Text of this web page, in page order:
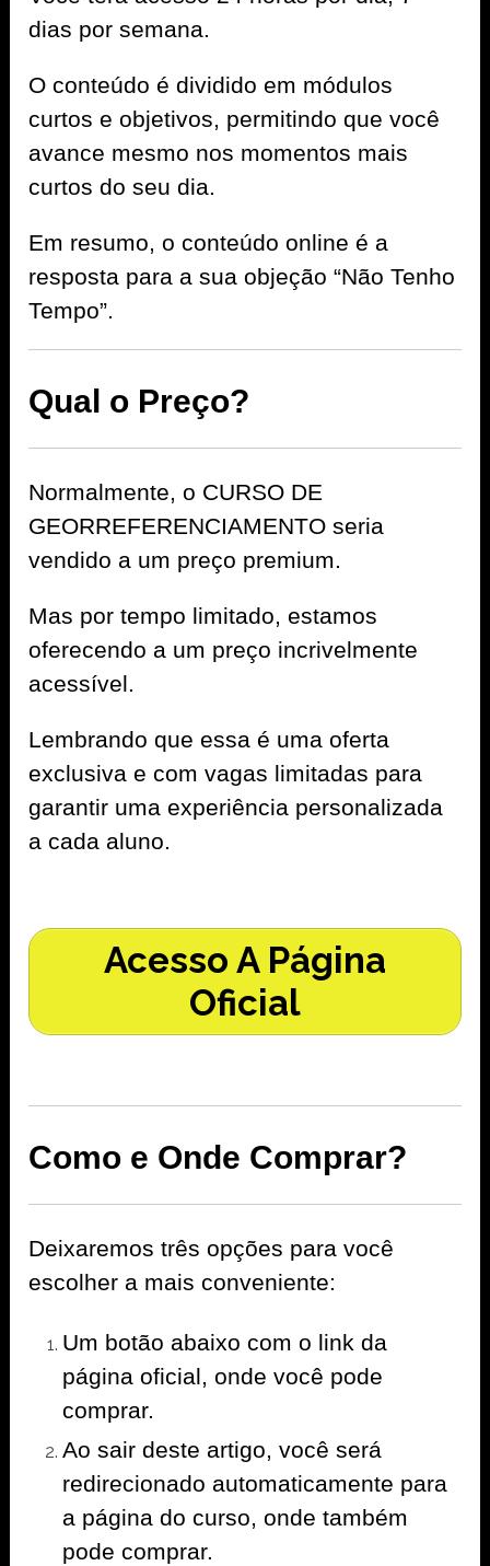
dias por semana.
O conteúdo é dividido em módulos
curtos e objetivos, permitindo que você
avance mesmo nos momentos mais
curtos do seu dia.
Em resumo, o conteúdo online é a
resposta para a sua objeção “Não Tenho
Tempo”.
Qual o Preço?
Normalmente, o CURSO DE
GEORREFERENCIAMENTO seria
vendido a um preço premium.
Mas por tempo limitado, estamos
oferecendo a um preço incrivelmente
acessível.
Lembrando que essa é uma oferta
exclusiva e com vagas limitadas para
garantir uma experiência personalizada
a cada aluno.
Acesso A Página
Oficial
Como e Onde Comprar?
Deixaremos três opções para você
escolher a mais conveniente:
Um botão abaixo com o link da
página oficial, onde você pode
comprar.
Ao sair deste artigo, você será
redirecionado automaticamente para
a página do curso, onde também
pode comprar.